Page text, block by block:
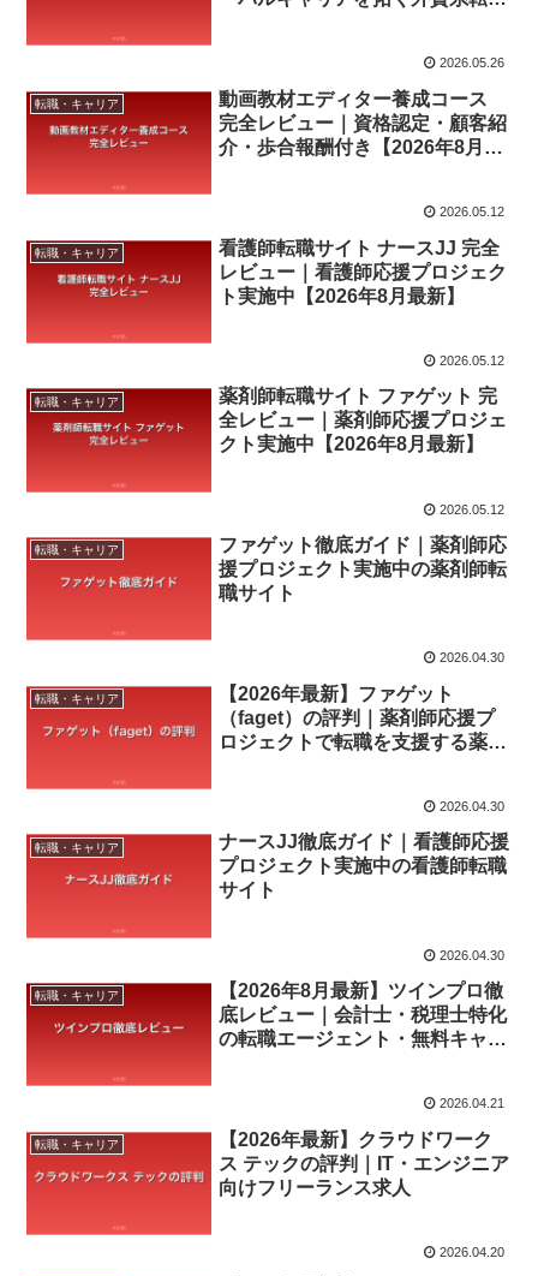
2026.05.26
転職・キャリア
動画教材エディター養成コース
完全レビュー｜資格認定・顧客紹
介・歩合報酬付き【2026年8月最
2026.05.12
転職・キャリア
看護師転職サイト ナースJJ 完全
レビュー｜看護師応援プロジェク
ト実施中【2026年8月最新】
2026.05.12
転職・キャリア
薬剤師転職サイト ファゲット 完
全レビュー｜薬剤師応援プロジェ
クト実施中【2026年8月最新】
2026.05.12
転職・キャリア
ファゲット徹底ガイド｜薬剤師応
援プロジェクト実施中の薬剤師転
職サイト
2026.04.30
転職・キャリア
【2026年最新】ファゲット
（faget）の評判｜薬剤師応援プ
ロジェクトで転職を支援する薬剤
2026.04.30
転職・キャリア
ナースJJ徹底ガイド｜看護師応援
プロジェクト実施中の看護師転職
サイト
2026.04.30
転職・キャリア
【2026年8月最新】ツインプロ徹
底レビュー｜会計士・税理士特化
の転職エージェント・無料キャリ
2026.04.21
転職・キャリア
【2026年最新】クラウドワーク
ス テックの評判｜IT・エンジニア
向けフリーランス求人
2026.04.20